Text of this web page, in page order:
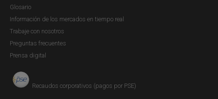
Glosario
Información de los mercados en tiempo real
Trabaje con nosotros
Preguntas frecuentes
Prensa digital
Recaudos corporativos (pagos por PSE)